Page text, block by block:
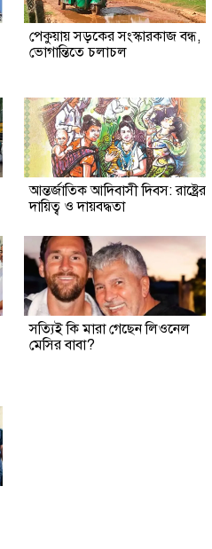
পেকুয়ায় সড়কের সংস্কারকাজ বন্ধ,
ভোগান্তিতে চলাচল
আন্তর্জাতিক আদিবাসী দিবস: রাষ্ট্রের
দায়িত্ব ও দায়বদ্ধতা
সত্যিই কি মারা গেছেন লিওনেল
মেসির বাবা?